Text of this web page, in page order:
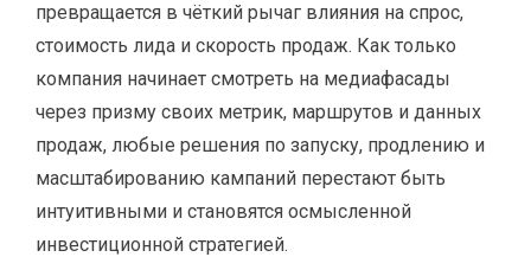
превращается в чёткий рычаг влияния на спрос,
стоимость лида и скорость продаж. Как только
компания начинает смотреть на медиафасады
через призму своих метрик, маршрутов и данных
продаж, любые решения по запуску, продлению и
масштабированию кампаний перестают быть
интуитивными и становятся осмысленной
инвестиционной стратегией.